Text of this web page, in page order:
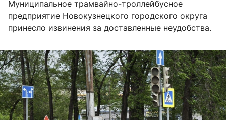
Муниципальное трамвайно-троллейбусное
предприятие Новокузнецкого городского округа
принесло извинения за доставленные неудобства.